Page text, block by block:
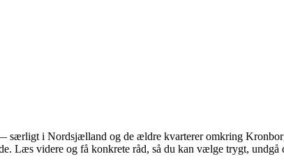
— særligt i Nordsjælland og de ældre kvarterer omkring
Læs videre og få konkrete råd, så du kan vælge trygt, undgå